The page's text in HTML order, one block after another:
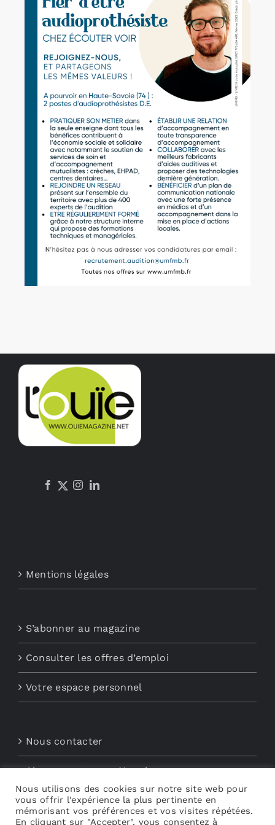
Rechercher:
Mentions légales
S’abonner au magazine
Consulter les offres d’emploi
Votre espace personnel
Nous contacter
Abonnements aux Newsletters
Découvrez My Audio
Nous utilisons des cookies sur notre site web pour
vous offrir l'expérience la plus pertinente en
mémorisant vos préférences et vos visites répétées.
En cliquant sur "Accepter", vous consentez à